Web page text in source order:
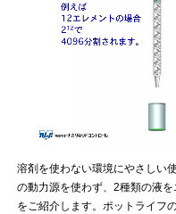
溶剤を使わない環境にやさしい
の動力源を使わず、2種類の液
をご紹介します。ポットライフ